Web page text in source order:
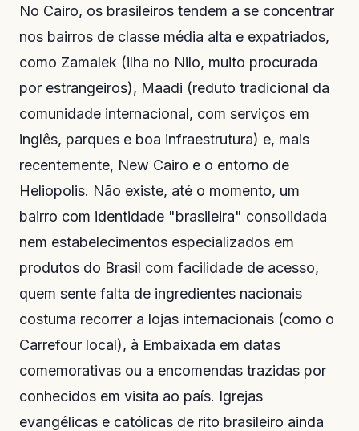
No Cairo, os brasileiros tendem a se concentrar
nos bairros de classe média alta e expatriados,
como Zamalek (ilha no Nilo, muito procurada
por estrangeiros), Maadi (reduto tradicional da
comunidade internacional, com serviços em
inglês, parques e boa infraestrutura) e, mais
recentemente, New Cairo e o entorno de
Heliopolis. Não existe, até o momento, um
bairro com identidade "brasileira" consolidada
nem estabelecimentos especializados em
produtos do Brasil com facilidade de acesso,
quem sente falta de ingredientes nacionais
costuma recorrer a lojas internacionais (como o
Carrefour local), à Embaixada em datas
comemorativas ou a encomendas trazidas por
conhecidos em visita ao país. Igrejas
evangélicas e católicas de rito brasileiro ainda